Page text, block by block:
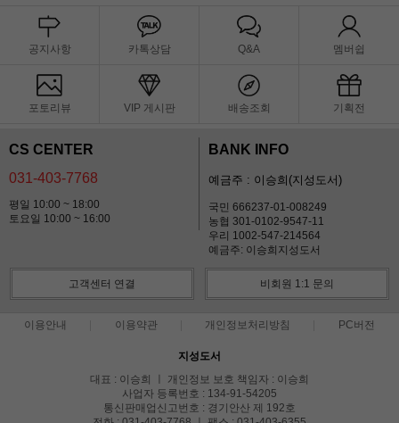
공지사항 카톡상담 Q&A 멤버쉽
포토리뷰 VIP 게시판 배송조회 기획전
CS CENTER
031-403-7768
평일 10:00 ~ 18:00
토요일 10:00 ~ 16:00
BANK INFO
예금주 : 이승희(지성도서)
국민 666237-01-008249
농협 301-0102-9547-11
우리 1002-547-214564
예금주: 이승희지성도서
고객센터 연결 비회원 1:1 문의
이용안내 이용약관 개인정보처리방침 PC버전
지성도서
대표 : 이승희 ㅣ 개인정보 보호 책임자 : 이승희
사업자 등록번호 : 134-91-54205
통신판매업신고번호 : 경기안산 제 192호